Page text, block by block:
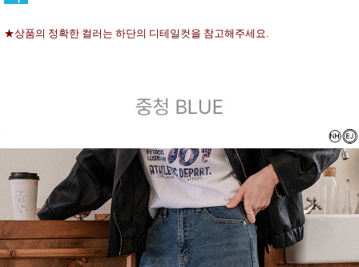
★상품의 정확한 컬러는 하단의 디테일컷을 참고해주세요.